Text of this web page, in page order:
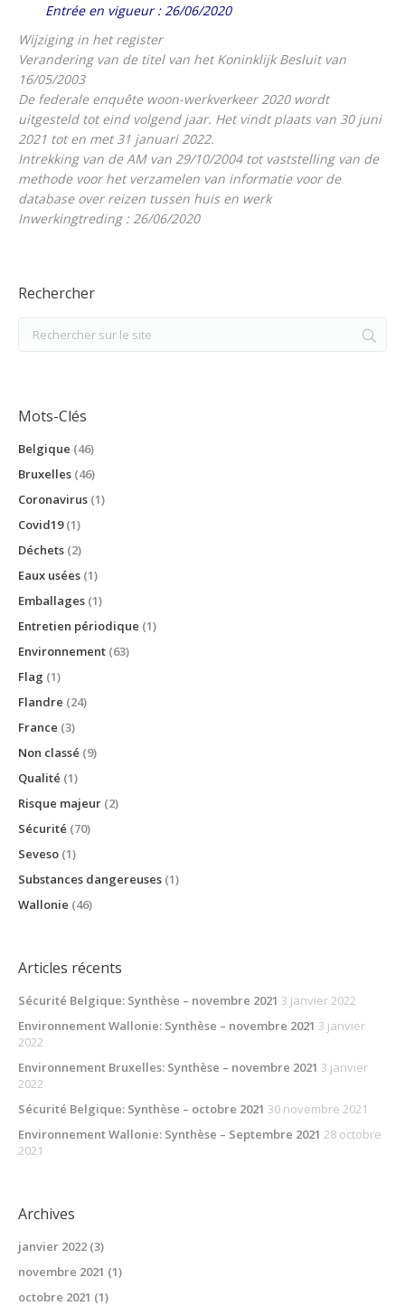
Entrée en vigueur : 26/06/2020
Wijziging in het register
Verandering van de titel van het Koninklijk Besluit van
16/05/2003
De federale enquête woon-werkverkeer 2020 wordt
uitgesteld tot eind volgend jaar. Het vindt plaats van 30 juni
2021 tot en met 31 januari 2022.
Intrekking van de AM van 29/10/2004 tot vaststelling van de
methode voor het verzamelen van informatie voor de
database over reizen tussen huis en werk
Inwerkingtreding : 26/06/2020
Rechercher
Mots-Clés
Belgique (46)
Bruxelles (46)
Coronavirus (1)
Covid19(1)
Déchets (2)
Eaux usées (1)
Emballages (1)
Entretien périodique (1)
Environnement (63)
Flag (1)
Flandre (24)
France (3)
Non classé (9)
Qualité (1)
Risque majeur (2)
Sécurité (70)
Seveso (1)
Substances dangereuses (1)
Wallonie (46)
Articles récents
Sécurité Belgique: Synthèse – novembre 2021 3 janvier 2022
Environnement Wallonie: Synthèse – novembre 2021 3 janvier
2022
Environnement Bruxelles: Synthèse – novembre 2021 3 janvier
2022
Sécurité Belgique: Synthèse – octobre 2021 30 novembre 2021
Environnement Wallonie: Synthèse – Septembre 2021 28 octobre
2021
Archives
janvier 2022 (3)
novembre 2021 (1)
octobre 2021 (1)